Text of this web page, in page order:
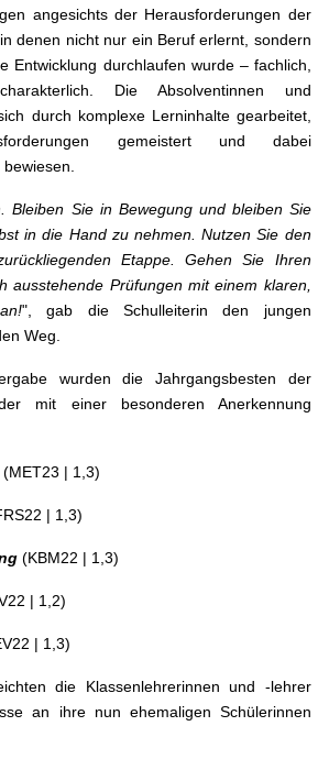
angesichts der Herausforderungen der
denen nicht nur ein Beruf erlernt, sondern
Entwicklung durchlaufen wurde – fachlich,
Die Absolventinnen und
durch komplexe Lerninhalte gearbeitet,
gemeistert und dabei
Bleiben Sie in Bewegung und bleiben Sie
in die Hand zu nehmen. Nutzen Sie den
Etappe. Gehen Sie Ihren
ausstehende Prüfungen mit einem klaren,
", gab die Schulleiterin den jungen
Weg.
wurden die Jahrgangsbesten der
mit einer besonderen Anerkennung
(MET23 | 1,3)
| 1,3)
(KBM22 | 1,3)
| 1,2)
| 1,3)
die Klassenlehrerinnen und -lehrer
an ihre nun ehemaligen Schülerinnen